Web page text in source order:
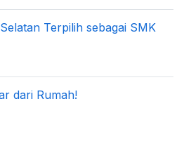
Terpilih sebagai SMK
dari Rumah!